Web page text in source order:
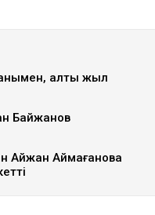
алты жыл
Байжанов
Айжан Аймағанова